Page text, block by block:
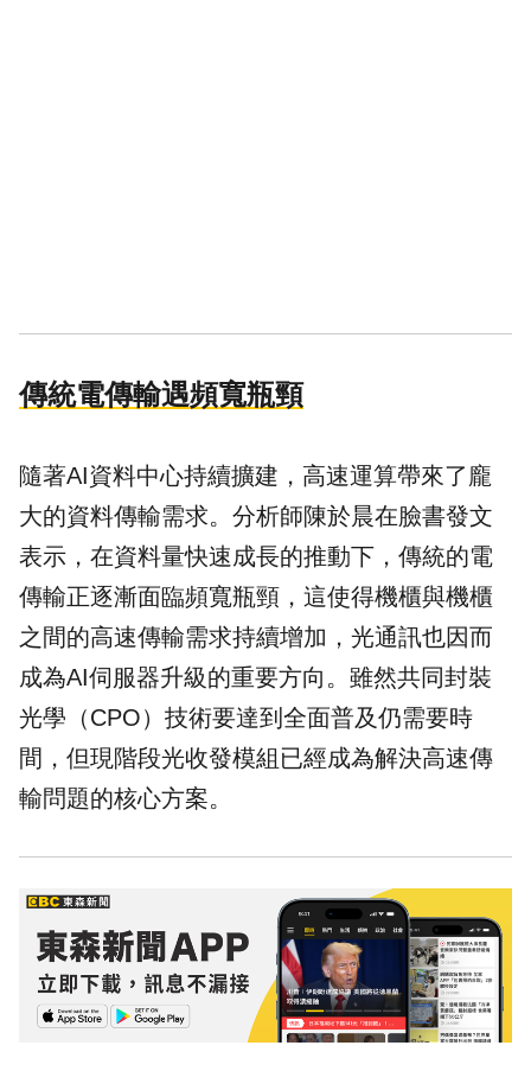
傳統電傳輸遇頻寬瓶頸
隨著AI資料中心持續擴建，高速運算帶來了龐
大的資料傳輸需求。分析師陳於晨在臉書發文
表示，在資料量快速成長的推動下，傳統的電
傳輸正逐漸面臨頻寬瓶頸，這使得機櫃與機櫃
之間的高速傳輸需求持續增加，光通訊也因而
成為AI伺服器升級的重要方向。雖然共同封裝
光學（CPO）技術要達到全面普及仍需要時
間，但現階段光收發模組已經成為解決高速傳
輸問題的核心方案。